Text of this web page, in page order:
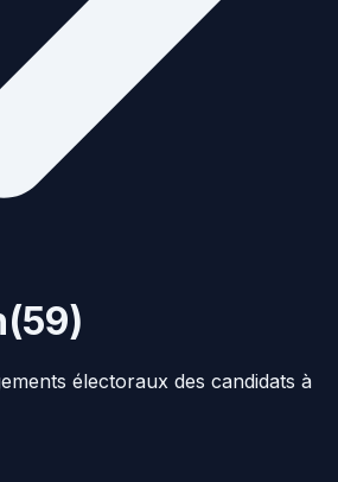
(59)
électoraux des candidats à